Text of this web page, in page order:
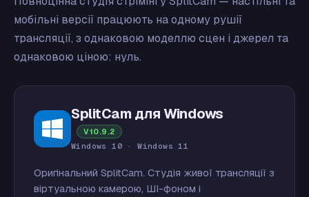
мобільні версії працюють на одному рушії
трансляції, з однаковою моделлю сцен і джерел та
однаковою ціною: нуль.
SplitCam для Windows
V10.9.2
Windows 10 · Windows 11
Оригінальний SplitCam. Студія живої трансляції з
віртуальною камерою, ШІ-фоном і